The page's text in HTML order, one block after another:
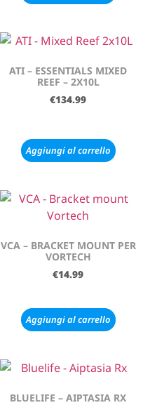
ATI – ESSENTIALS MIXED
REEF – 2X10L
€134.99
Aggiungi al carrello
VCA – BRACKET MOUNT PER
VORTECH
€14.99
Aggiungi al carrello
BLUELIFE – AIPTASIA RX